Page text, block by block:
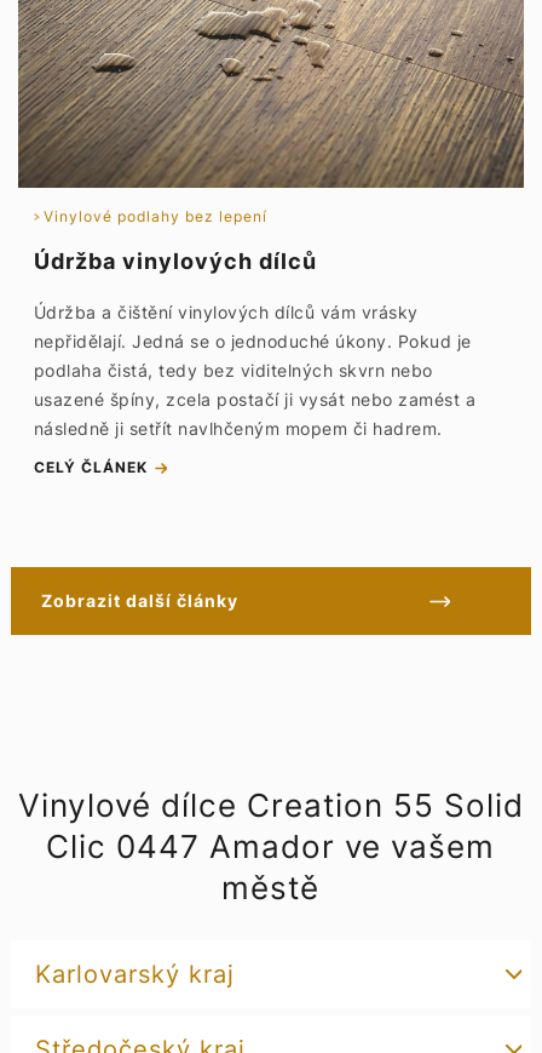
Vinylové podlahy bez lepení
Údržba vinylových dílců
Údržba a čištění vinylových dílců vám vrásky
nepřidělají. Jedná se o jednoduché úkony. Pokud je
podlaha čistá, tedy bez viditelných skvrn nebo
usazené špíny, zcela postačí ji vysát nebo zamést a
následně ji setřít navlhčeným mopem či hadrem.
CELÝ ČLÁNEK
Zobrazit další články
Vinylové dílce Creation 55 Solid
Clic 0447 Amador ve vašem
městě
Karlovarský kraj